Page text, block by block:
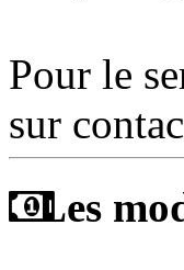
Pour le
sur
Les